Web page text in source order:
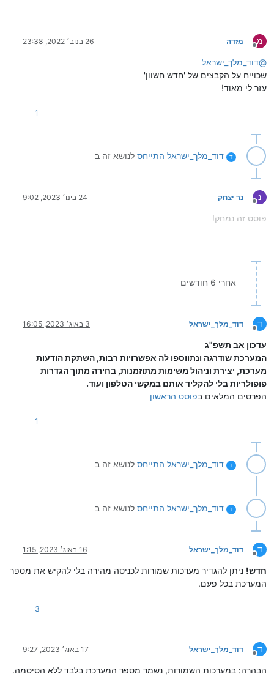
מ
מנותק
מזדה 26 בנוב׳ 2022, 23:38
@דוד_מלך_ישראל
שכוייח על הקבצים של 'חדש חשוון'
עזר לי מאוד!
1
ד דוד_מלך_ישראל התייחס לנושא זה ב
נ
מנותק
נר יצחק 24 בינו׳ 2023, 9:02
פוסט זה נמחק!
אחרי 6 חודשים
ד
מנותק
דוד_מלך_ישראל 3 באוג׳ 2023, 16:05
עדכון אב תשפ"ג
המערכת שודרגה ונתווספו לה אפשרויות רבות, השתקת הודעות
מערכת, יצירת וניהול משימות מתוזמנות, בחירה מתוך הגדרות
פופולריות בלי להקליד אותם במקשי הטלפון ועוד.
הפרטים המלאים בפוסט הראשון
1
ד דוד_מלך_ישראל התייחס לנושא זה ב
ד דוד_מלך_ישראל התייחס לנושא זה ב
ד
מנותק
דוד_מלך_ישראל 16 באוג׳ 2023, 1:15
חדש! ניתן להגדיר מערכות שמורות לכניסה מהירה בלי להקיש את מספר
המערכת בכל פעם.
3
ד
מנותק
דוד_מלך_ישראל 17 באוג׳ 2023, 9:27
הבהרה: במערכות השמורות, נשמר מספר המערכת בלבד ללא הסיסמה.